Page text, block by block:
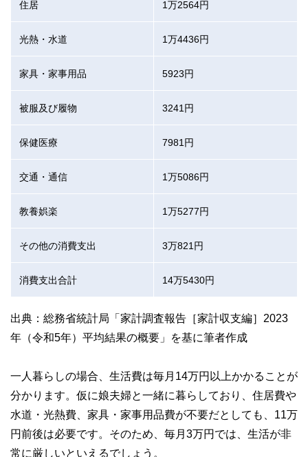
住居 1万2564円
光熱・水道 1万4436円
家具・家事用品 5923円
被服及び履物 3241円
保健医療 7981円
交通・通信 1万5086円
教養娯楽 1万5277円
その他の消費支出 3万821円
消費支出合計 14万5430円
出典：総務省統計局「家計調査報告［家計収支編］2023
年（令和5年）平均結果の概要」を基に筆者作成
一人暮らしの場合、生活費は毎月14万円以上かかることが
分かります。仮に娘夫婦と一緒に暮らしており、住居費や
水道・光熱費、家具・家事用品費が不要だとしても、11万
円前後は必要です。そのため、毎月3万円では、生活が非
常に厳しいといえるでしょう。